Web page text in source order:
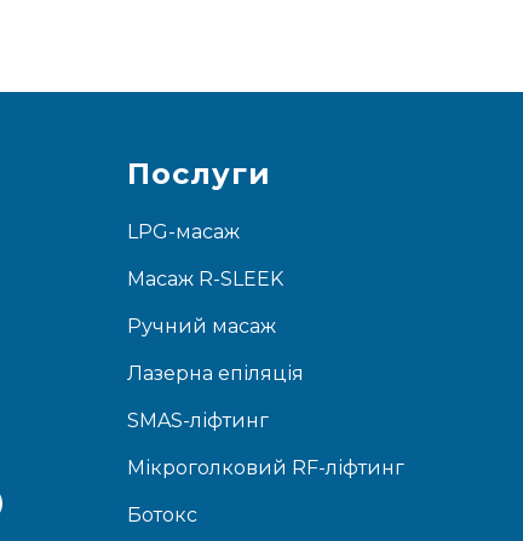
Послуги
LPG-масаж
Масаж R-SLEEK
Ручний масаж
Лазерна епіляція
SMAS-ліфтинг
Мікроголковий RF-ліфтинг
Ботокс